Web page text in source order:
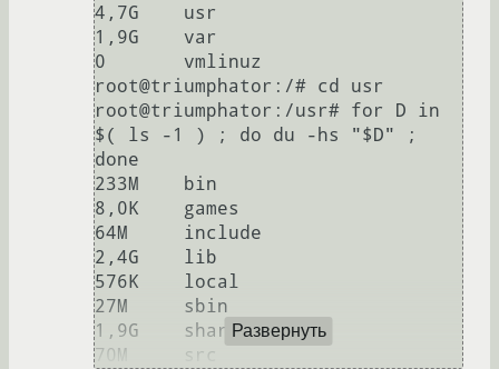
4,7G    usr
1,9G    var
0       vmlinuz
root@triumphator:/# cd usr
root@triumphator:/usr# for D in
$( ls -1 ) ; do du -hs "$D" ;
done
233M    bin
8,0K    games
64M     include
2,4G    lib
576K    local
27M     sbin
1,9G    share Развернуть